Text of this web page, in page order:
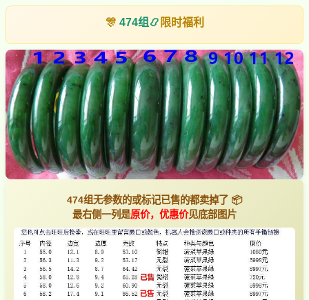
🎊 474组 📿 限时福利
474组无参数的或标记已售的都卖掉了 📦
最右侧一列是原价，优惠价见底部图片